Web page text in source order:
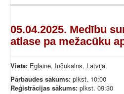
05.04.2025. Medību
atlase pa mežacūku
Vieta: Eglaine, Inčukalns, Latvija
Pārbaudes sākums: plkst. 10:00
Reģistrācijas sākums: plkst. 09:30